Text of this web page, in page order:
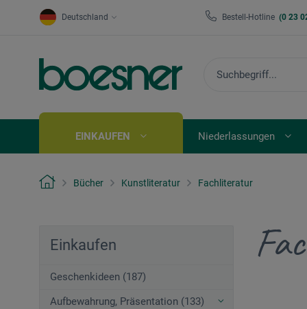
Deutschland Bestell-Hotline (0 23
EINKAUFEN Niederlassungen
Bücher Kunstliteratur Fachliteratur
Einkaufen
Geschenkideen (187)
Aufbewahrung, Präsentation (133)